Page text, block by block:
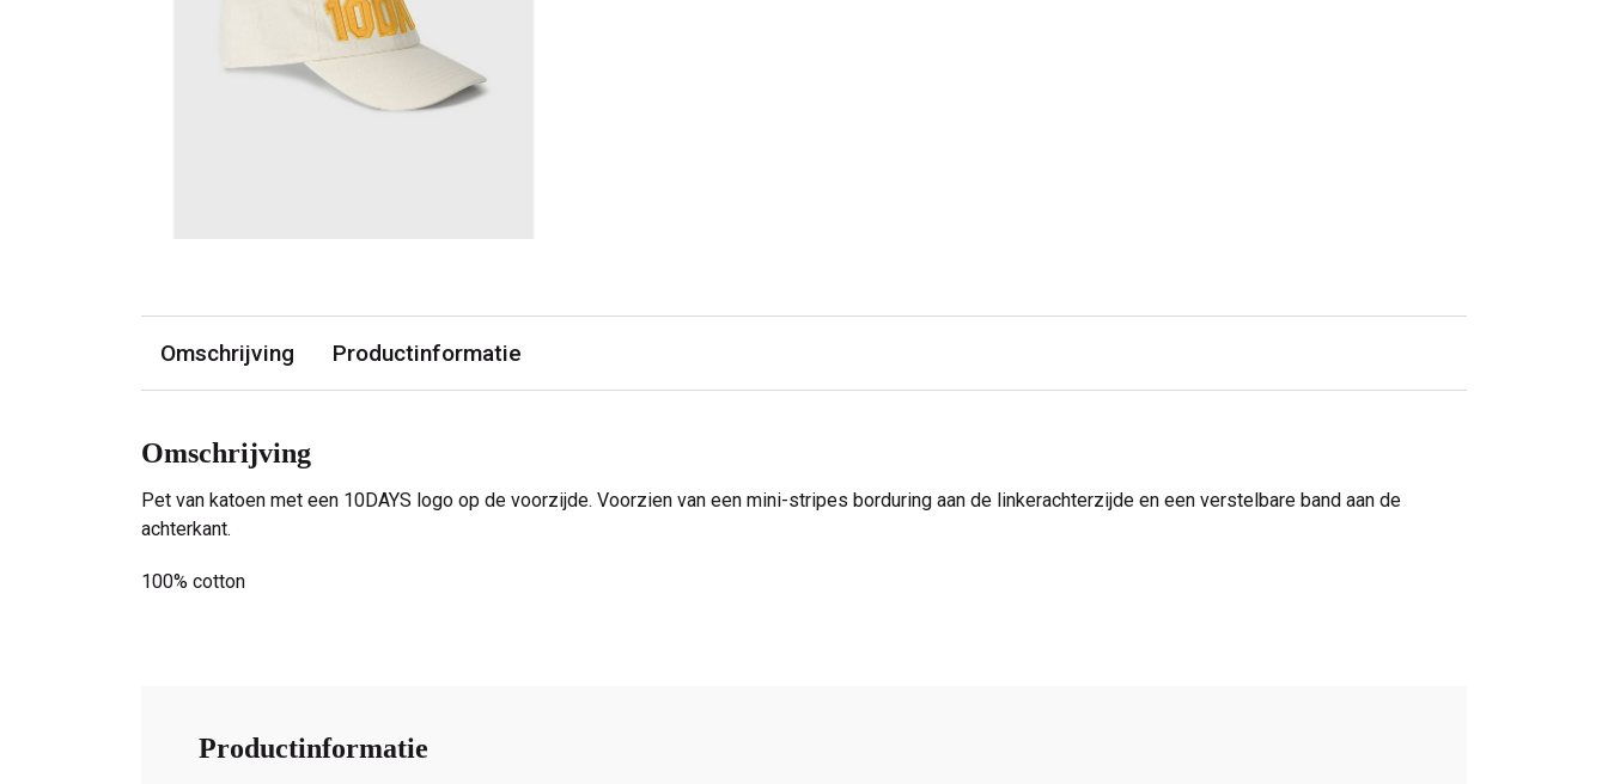
Omschrijving Productinformatie
Omschrijving
Pet van katoen met een 10DAYS logo op de voorzijde. Voorzien van een mini-stripes borduring aan de linkerachterzijde en een verstelbare band aan de
achterkant.
100% cotton
Productinformatie